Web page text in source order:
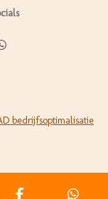
D
bedrijfsoptimalisatie